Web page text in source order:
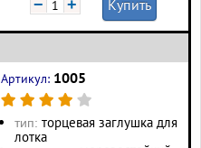
− + Купить
Артикул: 1005
тип: торцевая заглушка для
лотка